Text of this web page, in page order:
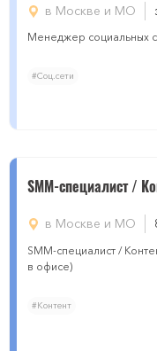
в Москве и МО
Менеджер социальных
#Соц.сети
SMM-специалист /
в Москве и МО
SMM-специалист /
в офисе)
#Контент